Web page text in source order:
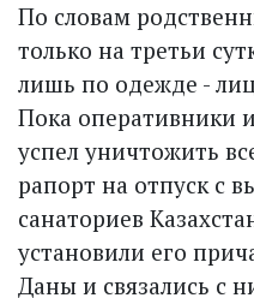
По словам
только на третьи
лишь по одежде -
Пока оперативники
успел уничтожить
рапорт на отпуск с
санаториев
установили его
Даны и связались с